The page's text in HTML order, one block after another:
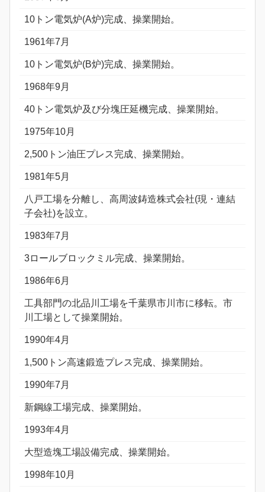
10トン電気炉(A炉)完成、操業開始。
1961年7月
10トン電気炉(B炉)完成、操業開始。
1968年9月
40トン電気炉及び分塊圧延機完成、操業開始。
1975年10月
2,500トン油圧プレス完成、操業開始。
1981年5月
八戸工場を分離し、高周波鋳造株式会社(現・連結
子会社)を設立。
1983年7月
3ロールブロックミル完成、操業開始。
1986年6月
工具部門の北品川工場を千葉県市川市に移転。市
川工場として操業開始。
1990年4月
1,500トン高速鍛造プレス完成、操業開始。
1990年7月
新鋼線工場完成、操業開始。
1993年4月
大型造塊工場設備完成、操業開始。
1998年10月